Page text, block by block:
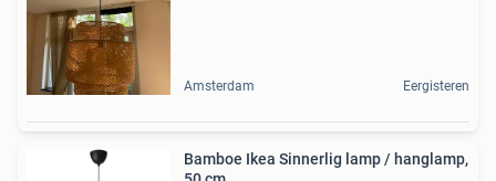
Amsterdam Eergisteren
Bamboe Ikea Sinnerlig lamp / hanglamp,